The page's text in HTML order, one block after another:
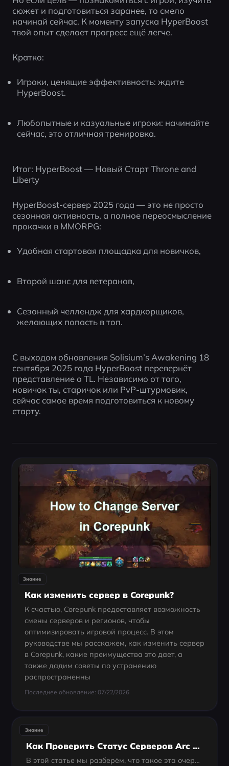
сюжет и подготовиться заранее, то смело
начинай сейчас. К моменту запуска HyperBoost
твой опыт сделает прогресс ещё легче.
Кратко:
Игроки, ценящие эффективность: ждите
HyperBoost.
Любопытные и казуальные игроки: начинайте
сейчас, это отличная тренировка.
Итог: HyperBoost — Новый Старт Throne and
Liberty
HyperBoost-сервер 2025 года — это не просто
сезонная активность, а полное переосмысление
прокачки в MMORPG:
Удобная стартовая площадка для новичков,
Второй шанс для ветеранов,
Сезонный челлендж для хардкорщиков,
желающих попасть в топ.
С выходом обновления Solisium’s Awakening 18
сентября 2025 года HyperBoost перевернёт
представление о TL. Независимо от того,
новичок ты, старичок или PvP-штурмовик,
сейчас самое время подготовиться к новому
старту.
Знание
Как изменить сервер в Corepunk?
К счастью, Corepunk предоставляет возможность
смены серверов и регионов, чтобы
оптимизировать игровой процесс. В этом
руководстве мы расскажем, как изменить сервер
в Corepunk, какие преимущества это дает, а
также дадим советы по устранению
распространенны
Последнее обновление: 07/22/2026
Знание
Как Проверить Статус Серверов Arc Raiders И Избежать Очереди
В этой статье мы разберём, что такое эта очередь, почему вы можете столкнуться с долгим ожиданием, как проверить статус серверов ARC Raiders, что делать, если появляется сообщение ARC Raiders server down